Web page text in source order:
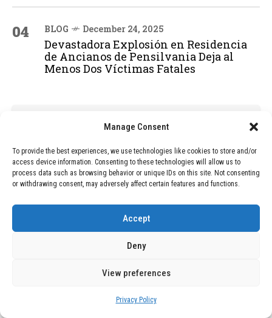
Manage Consent
To provide the best experiences, we use technologies like cookies to store and/or
access device information. Consenting to these technologies will allow us to
process data such as browsing behavior or unique IDs on this site. Not consenting
or withdrawing consent, may adversely affect certain features and functions.
Accept
Deny
View preferences
Privacy Policy
04 BLOG December 24, 2025
Devastadora Explosión en Residencia
de Ancianos de Pensilvania Deja al
Menos Dos Víctimas Fatales